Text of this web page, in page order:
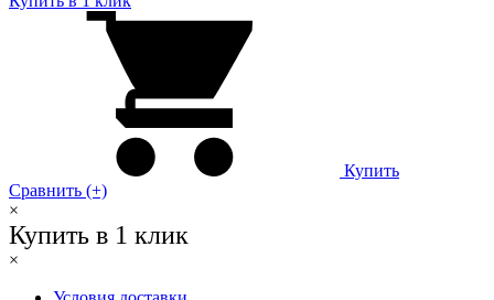
Купить
Сравнить (+)
×
Купить в 1 клик
×